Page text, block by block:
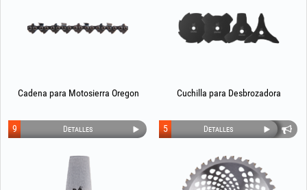
Cadena para Motosierra Oregon
Detalles
9
Cuchilla para Desbrozadora
Detalles
5